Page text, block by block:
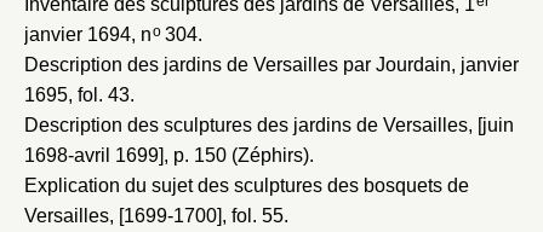
Inventaire des sculptures des jardins de Versailles, 1
janvier 1694, no304.
Description des jardins de Versailles par Jourdain, janvier
1695, fol. 43.
Description des sculptures des jardins de Versailles, [juin
1698-avril 1699], p. 150 (Zéphirs).
Explication du sujet des sculptures des bosquets de
Versailles, [1699-1700], fol. 55.
Créer et ajouter